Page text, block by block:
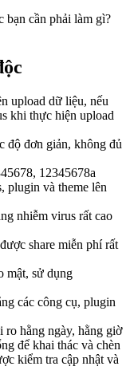
bạn cần phải làm gì?
upload dữ liệu, nếu
khi thực hiện upload
độ đơn giản, không đủ
12345678a
plugin và theme lên
nhiễm virus rất cao
share miễn phí rất
mật, sử dụng
các công cụ, plugin
ro hằng ngày, hằng giờ
để khai thác và chèn
kiểm tra cập nhật và